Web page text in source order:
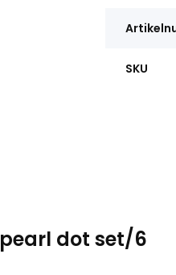
SKU
dot set/6